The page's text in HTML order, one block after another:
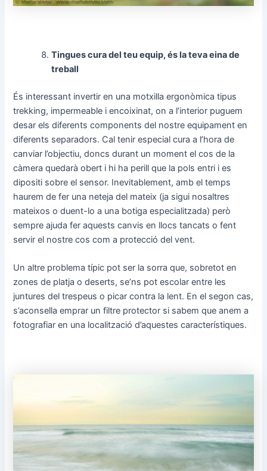
Tingues cura del teu equip, és la teva eina de
treball
És interessant invertir en una motxilla ergonòmica tipus
trekking, impermeable i encoixinat, on a l’interior puguem
desar els diferents components del nostre equipament en
diferents separadors. Cal tenir especial cura a l’hora de
canviar l’objectiu, doncs durant un moment el cos de la
càmera quedarà obert i hi ha perill que la pols entri i es
dipositi sobre el sensor. Inevitablement, amb el temps
haurem de fer una neteja del mateix (ja sigui nosaltres
mateixos o duent-lo a una botiga especialitzada) però
sempre ajuda fer aquests canvis en llocs tancats o fent
servir el nostre cos com a protecció del vent.
Un altre problema típic pot ser la sorra que, sobretot en
zones de platja o deserts, se’ns pot escolar entre les
juntures del trespeus o picar contra la lent. En el segon cas,
s’aconsella emprar un filtre protector si sabem que anem a
fotografiar en una localització d’aquestes característiques.